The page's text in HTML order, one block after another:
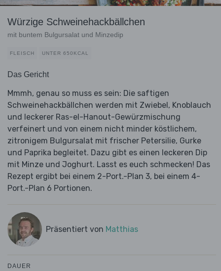
Würzige Schweinehackbällchen
mit buntem Bulgursalat und Minzedip
FLEISCH UNTER 650KCAL
Das Gericht
Mmmh, genau so muss es sein: Die saftigen
Schweinehackbällchen werden mit Zwiebel, Knoblauch
und leckerer Ras-el-Hanout-Gewürzmischung
verfeinert und von einem nicht minder köstlichem,
zitronigem Bulgursalat mit frischer Petersilie, Gurke
und Paprika begleitet. Dazu gibt es einen leckeren Dip
mit Minze und Joghurt. Lasst es euch schmecken! Das
Rezept ergibt bei einem 2-Port.-Plan 3, bei einem 4-
Port.-Plan 6 Portionen.
Präsentiert von Matthias
DAUER